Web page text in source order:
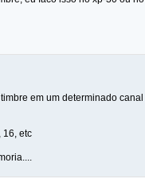
em um determinado canal
16, etc